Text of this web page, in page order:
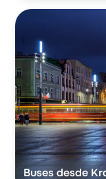
Buses desde